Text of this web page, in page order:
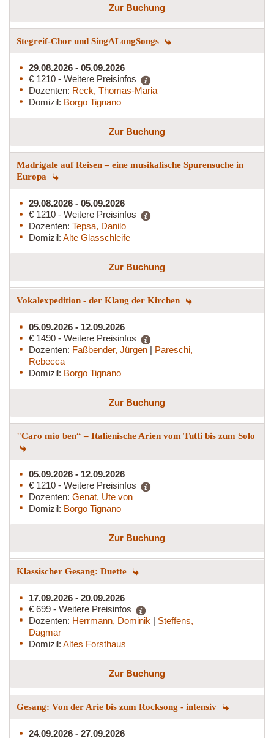
Zur Buchung
Stegreif-Chor und SingALongSongs
29.08.2026 - 05.09.2026
€ 1210 - Weitere Preisinfos
Dozenten: Reck, Thomas-Maria
Domizil: Borgo Tignano
Zur Buchung
Madrigale auf Reisen – eine musikalische Spurensuche in
Europa
29.08.2026 - 05.09.2026
€ 1210 - Weitere Preisinfos
Dozenten: Tepsa, Danilo
Domizil: Alte Glasschleife
Zur Buchung
Vokalexpedition - der Klang der Kirchen
05.09.2026 - 12.09.2026
€ 1490 - Weitere Preisinfos
Dozenten: Faßbender, Jürgen | Pareschi,
Rebecca
Domizil: Borgo Tignano
Zur Buchung
"Caro mio ben“ – Italienische Arien vom Tutti bis zum Solo
05.09.2026 - 12.09.2026
€ 1210 - Weitere Preisinfos
Dozenten: Genat, Ute von
Domizil: Borgo Tignano
Zur Buchung
Klassischer Gesang: Duette
17.09.2026 - 20.09.2026
€ 699 - Weitere Preisinfos
Dozenten: Herrmann, Dominik | Steffens,
Dagmar
Domizil: Altes Forsthaus
Zur Buchung
Gesang: Von der Arie bis zum Rocksong - intensiv
24.09.2026 - 27.09.2026